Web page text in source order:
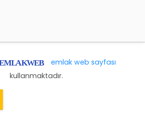
emlak web sayfası
kullanmaktadır.